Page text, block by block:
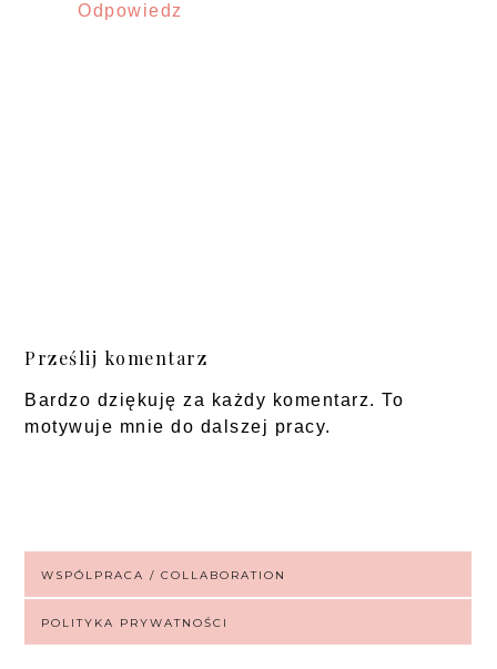
Odpowiedz
Prześlij komentarz
Bardzo dziękuję za każdy komentarz. To
motywuje mnie do dalszej pracy.
WSPÓLPRACA / COLLABORATION
POLITYKA PRYWATNOŚCI